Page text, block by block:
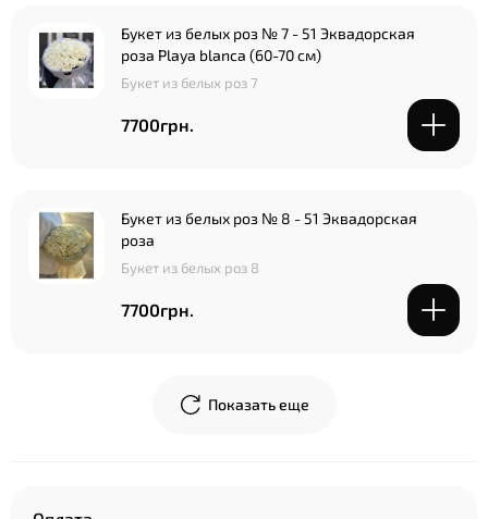
Букет из белых роз № 7 - 51 Эквадорская
роза Playa blanca (60-70 см)
Букет из белых роз 7
7700грн.
Букет из белых роз № 8 - 51 Эквадорская
роза
Букет из белых роз 8
7700грн.
Показать еще